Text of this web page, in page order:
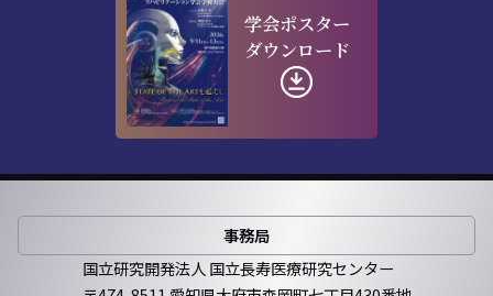
学会ポスター
ダウンロード
事務局
国立研究開発法人 国立長寿医療研究センター